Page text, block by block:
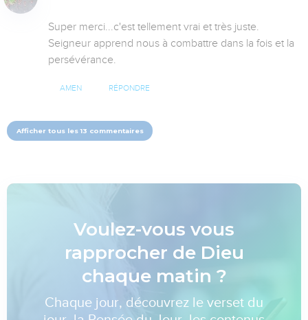
Super merci...c'est tellement vrai et très juste.
Seigneur apprend nous à combattre dans la fois et la
persévérance.
AMEN RÉPONDRE
Afficher tous les 13 commentaires
Voulez-vous vous
rapprocher de Dieu
chaque matin ?
Chaque jour, découvrez le verset du